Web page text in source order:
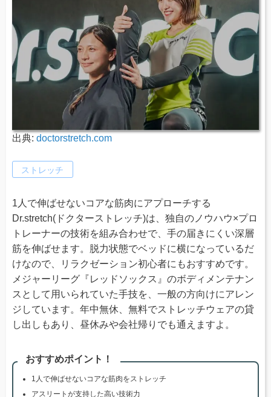
出典: doctorstretch.com
ストレッチ
1人で伸ばせないコアな筋肉にアプローチする
Dr.stretch(ドクターストレッチ)は、独自のノウハウ×プロ
トレーナーの技術を組み合わせで、手の届きにくい深層
筋を伸ばせます。脱力状態でベッドに横になっているだ
けなので、リラクゼーション初心者にもおすすめです。
メジャーリーグ『レッドソックス』のボディメンテナン
スとして用いられていた手技を、一般の方向けにアレン
ジしています。年中無休、無料でストレッチウェアの貸
し出しもあり、昼休みや会社帰りでも通えますよ。
おすすめポイント！
1人で伸ばせないコアな筋肉をストレッチ
アスリートが支持した高い技術力